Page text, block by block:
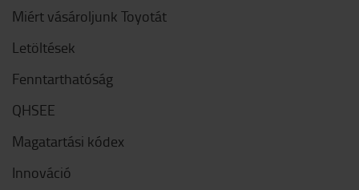
Miért vásároljunk Toyotát
Letöltések
Fenntarthatóság
QHSEE
Magatartási kódex
Innováció